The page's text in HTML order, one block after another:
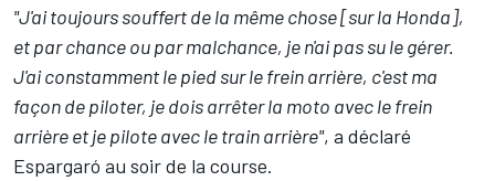
"J'ai toujours souffert de la même chose [sur la Honda],
et par chance ou par malchance, je n'ai pas su le gérer.
J'ai constamment le pied sur le frein arrière, c'est ma
façon de piloter, je dois arrêter la moto avec le frein
arrière et je pilote avec le train arrière", a déclaré
Espargaró au soir de la course.